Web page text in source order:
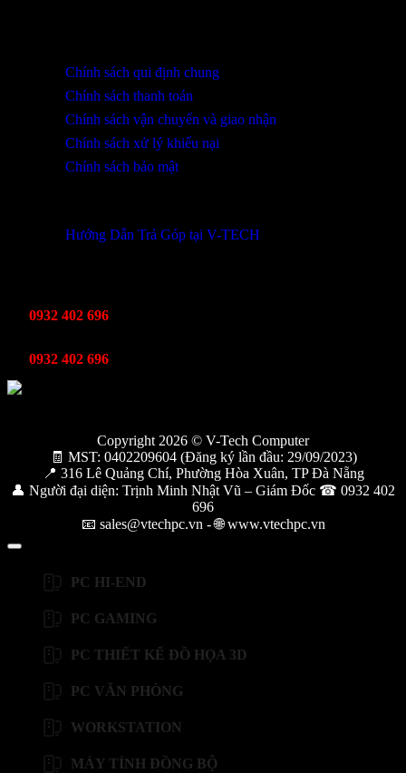
Chính sách qui định chung
Chính sách thanh toán
Chính sách vận chuyển và giao nhận
Chính sách xử lý khiếu nại
Chính sách bảo mật
Hướng Dẫn Trả Góp tại V-TECH
0932 402 696
0932 402 696
Copyright 2026 © V-Tech Computer
🧾 MST: 0402209604 (Đăng ký lần đầu: 29/09/2023)
📍 316 Lê Quảng Chí, Phường Hòa Xuân, TP Đà Nẵng
👤 Người đại diện: Trịnh Minh Nhật Vũ – Giám Đốc ☎ 0932 402
696
📧 sales@vtechpc.vn - 🌐 www.vtechpc.vn
PC HI-END
PC GAMING
PC THIẾT KẾ ĐỒ HỌA 3D
PC VĂN PHÒNG
WORKSTATION
MÁY TÍNH ĐỒNG BỘ